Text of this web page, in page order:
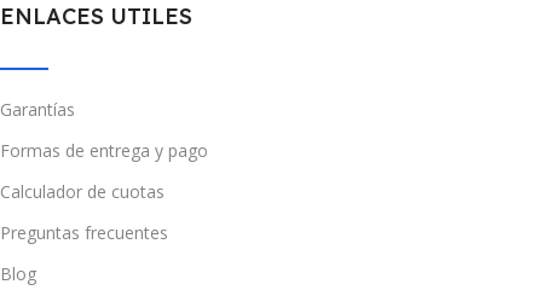
ENLACES UTILES
Garantías
Formas de entrega y pago
Calculador de cuotas
Preguntas frecuentes
Blog